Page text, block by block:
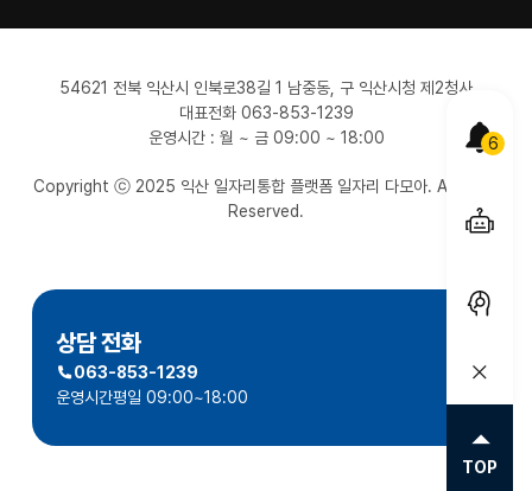
54621 전북 익산시 인북로38길 1 남중동, 구 익산시청 제2청사
대표전화 063-853-1239
운영시간 : 월 ~ 금 09:00 ~ 18:00
Copyright ⓒ 2025 익산 일자리통합 플랫폼 일자리 다모아. All Right
Reserved.
상담 전화
063-853-1239
운영시간평일 09:00~18:00
TOP
6
서비스
채팅상